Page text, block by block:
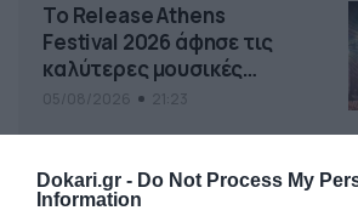
Dokari.gr - Do Not Process My
Information
Το Release Athens
Festival 2026 άφησε τις
καλύτερες μουσικές
αναμνήσεις